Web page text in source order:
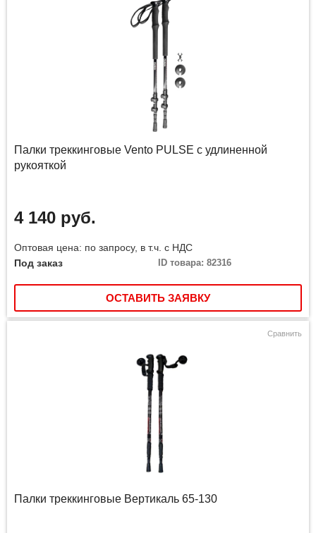
Палки треккинговые Vento PULSE с удлиненной
рукояткой
4 140 руб.
Оптовая цена: по запросу, в т.ч. с НДС
Под заказ
ID товара: 82316
ОСТАВИТЬ ЗАЯВКУ
Сравнить
Палки треккинговые Вертикаль 65-130